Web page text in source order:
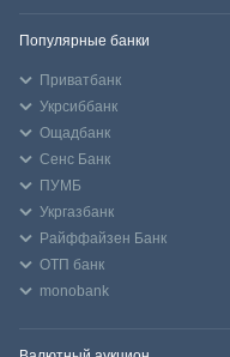
Популярные банки
Приватбанк
Укрсиббанк
Ощадбанк
Сенс Банк
ПУМБ
Укргазбанк
Райффайзен Банк
ОТП банк
monobank